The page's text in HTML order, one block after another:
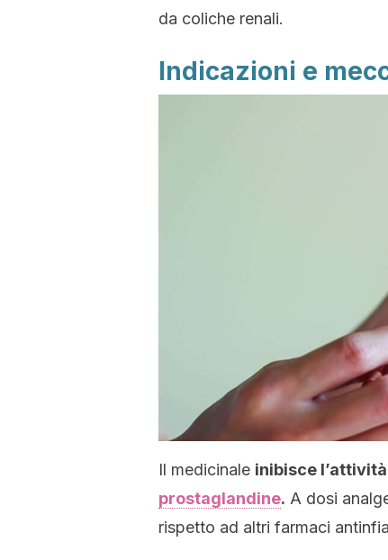
da coliche renali.
Indicazioni e
Il medicinale inibisce
prostaglandine. A dosi
rispetto ad altri farmaci